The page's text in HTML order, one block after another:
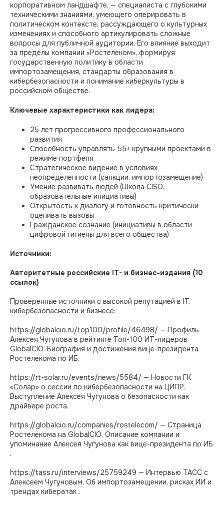
корпоративном ландшафте, — специалиста с глубокими
техническими знаниями, умеющего оперировать в
политическом контексте, рассуждающего о культурных
изменениях и способного артикулировать сложные
вопросы для публичной аудитории. Его влияние выходит
за пределы компании «Ростелеком», формируя
государственную политику в области
импортозамещения, стандарты образования в
кибербезопасности и понимание киберкультуры в
российском обществе.
Ключевые характеристики как лидера:
25 лет прогрессивного профессионального
развития
Способность управлять 55+ крупными проектами в
режиме портфеля
Стратегическое видение в условиях
неопределенности (санкции, импортозамещение)
Умение развивать людей (Школа CISO,
образовательные инициативы)
Открытость к диалогу и готовность критически
оценивать вызовы
Гражданское сознание (инициативы в области
цифровой гигиены для всего общества)
Источники:
Авторитетные российские IT- и бизнес-издания (10
ссылок)
Проверенные источники с высокой репутацией в IT,
кибербезопасности и бизнесе:
https://globalcio.ru/top100/profile/46498/ — Профиль
Алексея Чугунова в рейтинге Топ-100 ИТ-лидеров
GlobalCIO. Биография и достижения вице-президента
Ростелекома по ИБ.​
https://rt-solar.ru/events/news/5584/ — Новости ГК
«Солар» о сессии по кибербезопасности на ЦИПР.
Выступление Алексея Чугунова о безопасности как
драйвере роста.​
https://globalcio.ru/companies/rostelecom/ — Страница
Ростелекома на GlobalCIO. Описание компании и
упоминание Алексея Чугунова как вице-президента по ИБ
.
https://tass.ru/interviews/25759249 — Интервью ТАСС с
Алексеем Чугуновым. Об импортозамещении, рисках ИИ и
трендах кибератак .
© 2026. Все права защищены
Мы собираем куки. Вот согласие на
обработку персональных данных